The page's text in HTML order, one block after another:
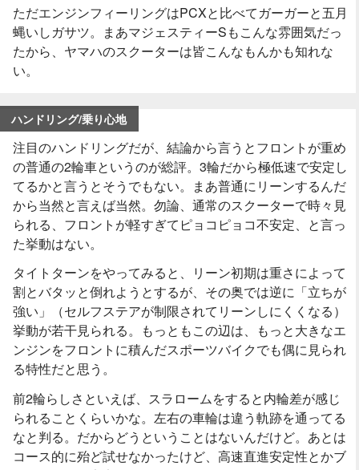
ただエンジンフィーリングはPCXと比べてガーガーと五月
蝿いしガサツ。まあマジェスティーSもこんな雰囲気だっ
たから、ヤマハのスクーターは皆こんなもんかも知れな
い。
ハンドリング/乗り心地
注目のハンドリングだが、結論から言うとフロントが重め
の普通の2輪車というのが総評。3輪だから極低速で安定し
てるかと言うとそうでもない。まあ普通にリーンするんだ
から当然と言えば当然。勿論、通常のスクーターで時々見
られる、フロントが軽すぎてピョコピョコ不安定、と言っ
た挙動はない。
タイトターンをやってみると、リーン初期は重さによって
割とバタッと倒れようとするが、その奥では逆に「立ちが
強い」（セルフステアが制限されてリーンしにくくなる）
挙動が若干見られる。もっともこの辺は、もっと大きなエ
ンジンをフロントに積んだスポーツバイクでも偶に見られ
る特性だと思う。
前2輪らしさといえば、スラロームをすると内輪差が感じ
られることくらいかな。左右の車輪は違う軌跡を通ってる
なと判る。だからどうということはないんだけど。あとは
コース的に殆ど試せなかったけど、高速直進安定性とかブ